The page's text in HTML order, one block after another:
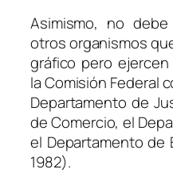
Asimismo, no
otros organismos
gráfico pero
la Comisión Federal
Departamento de
de Comercio, el
el Departamento de
1982).